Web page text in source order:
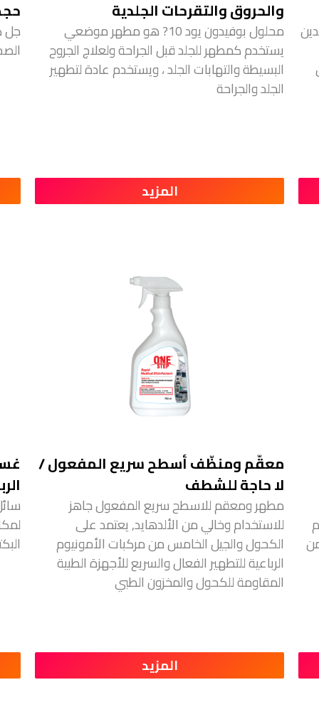
والحروق والتقرحات الجلدية
محلول بوفيدون يود 10? هو مطهر موضعي
يستخدم كمطهر للجلد قبل الجراحة ولعلاج الجروح
البسيطة والتهابات الجلد ، ويستخدم عادة لتطهير
الجلد والجراحة
المزيد
جل
ثانية من
معقّم ومنظّف أسطح سريع المفعول /
لا حاجة للشطف
مطهر ومعقم للاسطح سريع المفعول جاهز
للاستخدام وخالي من الألدهايد, يعتمد على
الكحول والجيل الخامس من مركبات الأمونيوم
الرباعية للتطهير الفعال والسريع للأجهزة الطبية
المقاومة للكحول والمخزون الطبي
المزيد